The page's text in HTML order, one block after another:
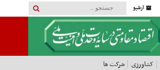
آرشیو
کشاورزی شرکت ها